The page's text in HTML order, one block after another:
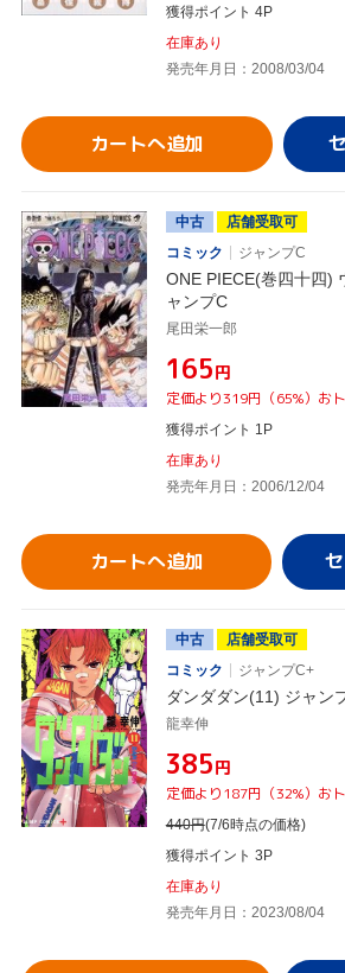
獲得ポイント 4P
在庫あり
発売年月日：2008/03/04
カートへ追加
中古
店舗受取可
コミック
ジャンプC
ONE PIECE(巻四十四)
ャンプC
尾田栄一郎
¥165円
定価より319円（65%）お
獲得ポイント 1P
在庫あり
発売年月日：2006/12/04
カートへ追加
中古
店舗受取可
コミック
ジャンプC+
ダンダダン(11) ジャン
龍幸伸
¥385円
定価より187円（32%）お
440円(7/6時点の価格)
獲得ポイント 3P
在庫あり
発売年月日：2023/08/04